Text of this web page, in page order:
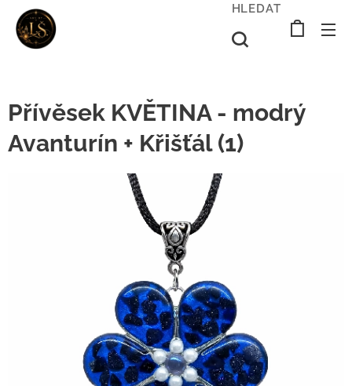
HLEDAT
Přívěsek KVĚTINA - modrý
Avanturín + Křišťál (1)